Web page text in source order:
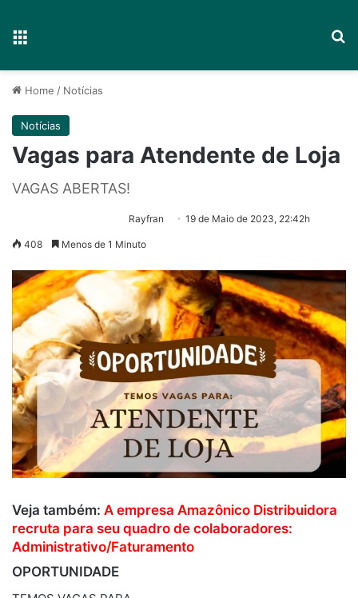
Home / Notícias
Notícias
Vagas para Atendente de Loja
VAGAS ABERTAS!
Rayfran 19 de Maio de 2023, 22:42h
408 Menos de 1 Minuto
Veja também: A empresa Amazônico Distribuidora
recruta para seu quadro de colaboradores:
Administrativo/Faturamento
OPORTUNIDADE